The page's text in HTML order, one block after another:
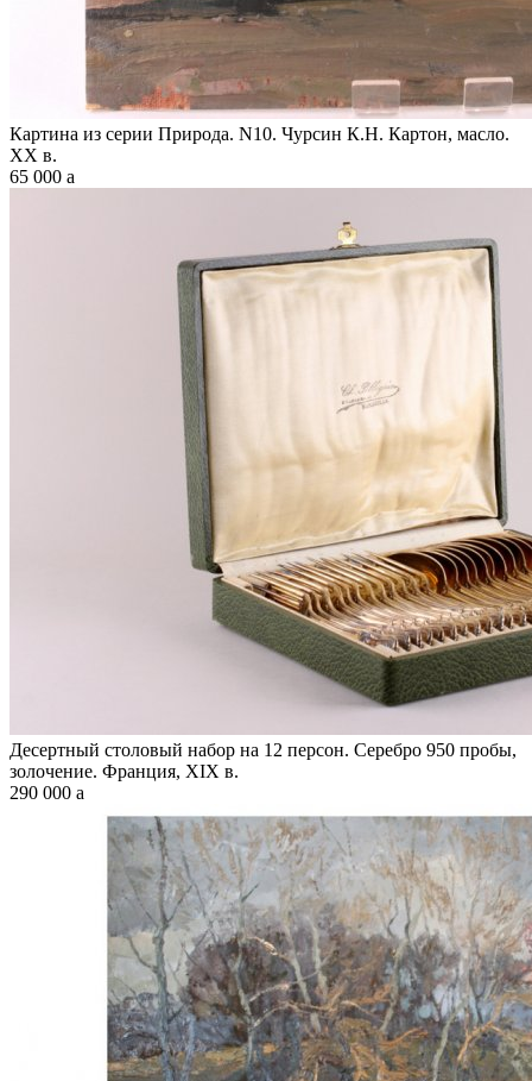
Картина из серии Природа. N10. Чурсин К.Н. Картон, масло.
XX в.
65 000 a
Десертный столовый набор на 12 персон. Серебро 950 пробы,
золочение. Франция, XIX в.
290 000 a